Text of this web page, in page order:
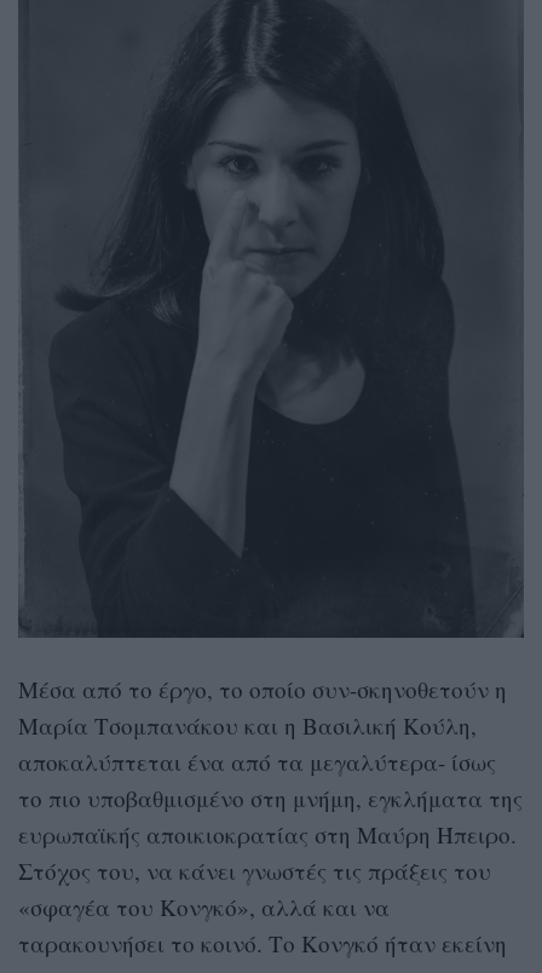
Μέσα από το έργο, το οποίο συν-σκηνοθετούν η
Μαρία Τσομπανάκου και η Βασιλική Κούλη,
αποκαλύπτεται ένα από τα μεγαλύτερα- ίσως
το πιο υποβαθμισμένο στη μνήμη, εγκλήματα της
ευρωπαϊκής αποικιοκρατίας στη Μαύρη Ήπειρο.
Στόχος του, να κάνει γνωστές τις πράξεις του
«σφαγέα του Κονγκό», αλλά και να
ταρακουνήσει το κοινό. Το Κονγκό ήταν εκείνη